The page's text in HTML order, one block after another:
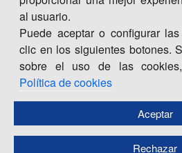
CISET. Centro de Innovación © 2026
reservados |Inicio|
|Aviso legal | política de privacidad
al usuario.
Puede aceptar o configurar
clic en los siguientes botones.
sobre el uso de las
Política de cookies
Aceptar
Rechazar